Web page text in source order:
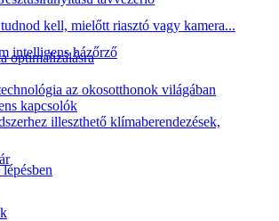
intelligens házőrző
kapcsolók
kell, mielőtt riasztó vagy kamera...
optimalizálásra
az okosotthonok világában
illeszthető klímaberendezések,